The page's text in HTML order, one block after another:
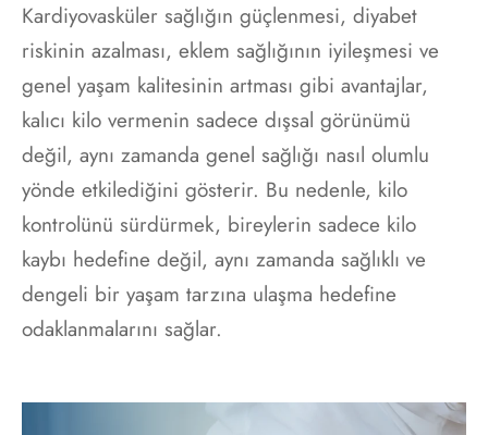
Kardiyovasküler sağlığın güçlenmesi, diyabet
riskinin azalması, eklem sağlığının iyileşmesi ve
genel yaşam kalitesinin artması gibi avantajlar,
kalıcı kilo vermenin sadece dışsal görünümü
değil, aynı zamanda genel sağlığı nasıl olumlu
yönde etkilediğini gösterir. Bu nedenle, kilo
kontrolünü sürdürmek, bireylerin sadece kilo
kaybı hedefine değil, aynı zamanda sağlıklı ve
dengeli bir yaşam tarzına ulaşma hedefine
odaklanmalarını sağlar.